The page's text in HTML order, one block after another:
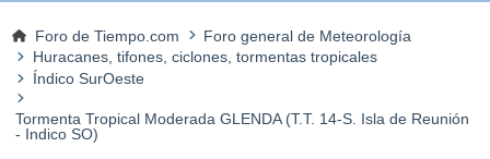
Foro de Tiempo.com
Foro general de Meteorología
Huracanes, tifones, ciclones, tormentas tropicales
Índico SurOeste
Tormenta Tropical Moderada GLENDA (T.T. 14-S. Isla de Reunión
- Indico SO)